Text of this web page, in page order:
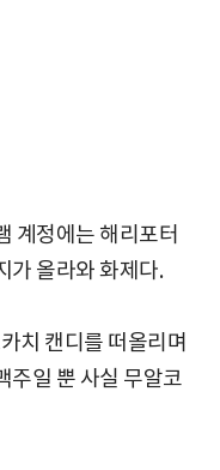
계정에는 해리포터
가 올라와 화제다.
치 캔디를 떠올리며
주일 뿐 사실 무알코